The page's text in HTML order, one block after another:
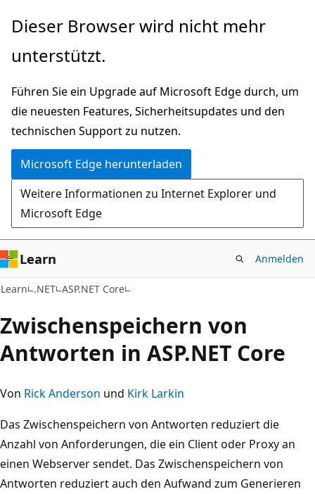
Zu
wechseln
Dieser Browser wird nicht mehr
unterstützt.
Führen Sie ein Upgrade auf Microsoft Edge durch, um
die neuesten Features, Sicherheitsupdates und den
technischen Support zu nutzen.
Microsoft Edge herunterladen
Weitere Informationen zu Internet Explorer und
Microsoft Edge
Learn Anmelden
Learn .NET ASP.NET Core
Zwischenspeichern von
Antworten in ASP.NET Core
Von Rick Anderson und Kirk Larkin
Das Zwischenspeichern von Antworten reduziert die
Anzahl von Anforderungen, die ein Client oder Proxy an
einen Webserver sendet. Das Zwischenspeichern von
Antworten reduziert auch den Aufwand zum Generieren